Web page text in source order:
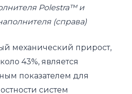
Polestra™ и
(справа)
механический прирост,
43%, является
показателем для
систем